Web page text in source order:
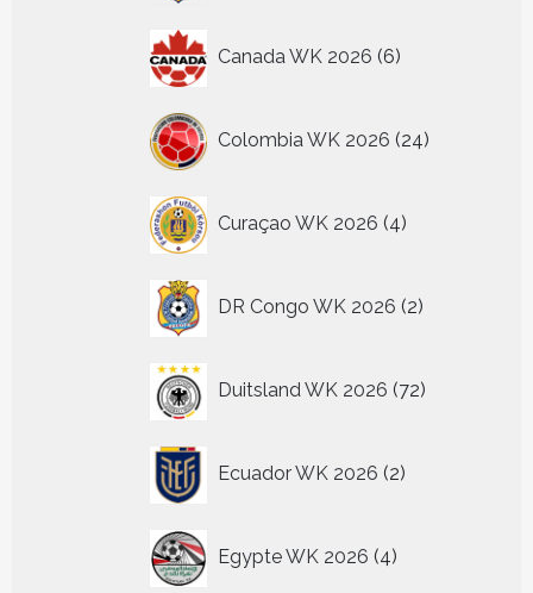
Canada WK 2026 6
producten
Colombia WK 2026 24
producten
Curaçao WK 2026 4
producten
DR Congo WK 2026 2
producten
Duitsland WK 2026 72
producten
Ecuador WK 2026 2
producten
Egypte WK 2026 4
producten